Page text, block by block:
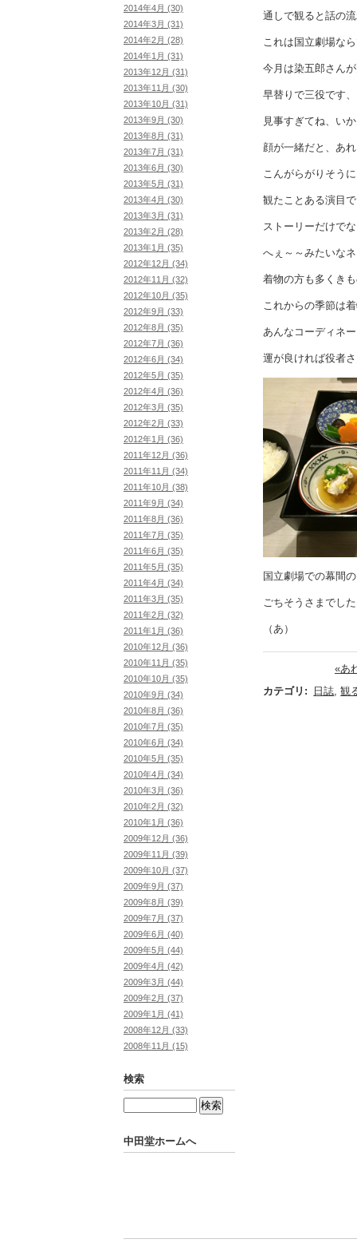
通しで観ると話の
これは国立劇場な
今月は染五郎さん
早替りで三役です
見事すぎてね、い
顔が一緒だと、あ
こんがらがりそう
観たことある演目
ストーリーだけで
へぇ～～みたいな
着物の方も多くき
これからの季節は
あんなコーディネ
運が良ければ役者
国立劇場での幕間
ごちそうさまでし
（あ）
«あ
カテゴリ : 日誌 観
2014年4月 (30)
2014年3月 (31)
2014年2月 (28)
2014年1月 (31)
2013年12月 (31)
2013年11月 (30)
2013年10月 (31)
2013年9月 (30)
2013年8月 (31)
2013年7月 (31)
2013年6月 (30)
2013年5月 (31)
2013年4月 (30)
2013年3月 (31)
2013年2月 (28)
2013年1月 (35)
2012年12月 (34)
2012年11月 (32)
2012年10月 (35)
2012年9月 (33)
2012年8月 (35)
2012年7月 (36)
2012年6月 (34)
2012年5月 (35)
2012年4月 (36)
2012年3月 (35)
2012年2月 (33)
2012年1月 (36)
2011年12月 (36)
2011年11月 (34)
2011年10月 (38)
2011年9月 (34)
2011年8月 (36)
2011年7月 (35)
2011年6月 (35)
2011年5月 (35)
2011年4月 (34)
2011年3月 (35)
2011年2月 (32)
2011年1月 (36)
2010年12月 (36)
2010年11月 (35)
2010年10月 (35)
2010年9月 (34)
2010年8月 (36)
2010年7月 (35)
2010年6月 (34)
2010年5月 (35)
2010年4月 (34)
2010年3月 (36)
2010年2月 (32)
2010年1月 (36)
2009年12月 (36)
2009年11月 (39)
2009年10月 (37)
2009年9月 (37)
2009年8月 (39)
2009年7月 (37)
2009年6月 (40)
2009年5月 (44)
2009年4月 (42)
2009年3月 (44)
2009年2月 (37)
2009年1月 (41)
2008年12月 (33)
2008年11月 (15)
検索
中田堂ホームへ